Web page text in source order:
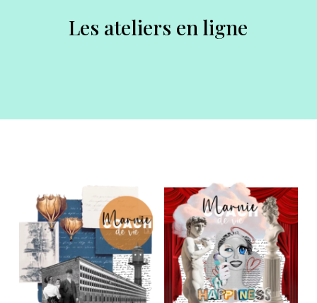
Les ateliers en ligne